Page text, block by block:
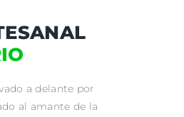
a delante por
al amante de la